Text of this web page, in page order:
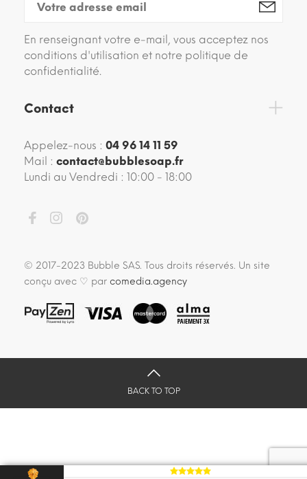
En renseignant votre e-mail, vous acceptez nos
conditions d'utilisation et notre politique de
confidentialité.
Contact
Appelez-nous : 04 96 14 11 59
Mail : contact@bubblesoap.fr
Lundi au Vendredi : 10:00 - 18:00
© 2017-2023 Bubble SAS. Tous droits réservés. Un site
conçu avec ♡ par comedia.agency
BACK TO TOP